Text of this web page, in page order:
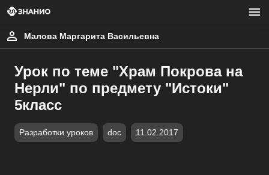
Малова Маргарита Васильевна
Урок по теме "Храм Покрова на
Нерли" по предмету "Истоки"
5класс
Разработки уроков doc 11.02.2017